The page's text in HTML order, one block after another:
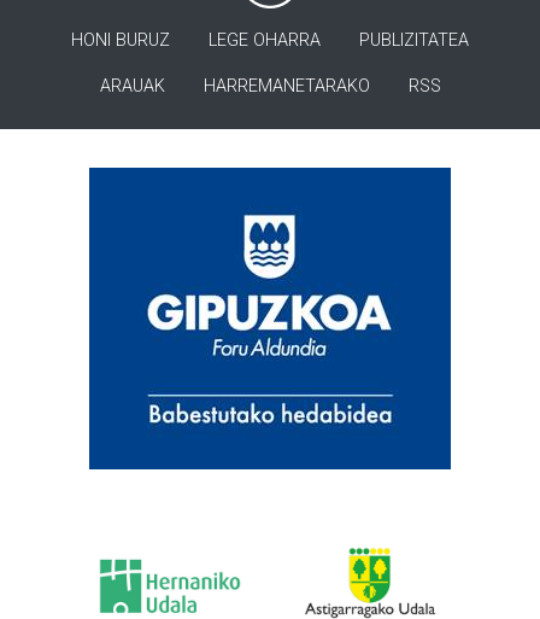
HONI BURUZ LEGE OHARRA PUBLIZITATEA
ARAUAK HARREMANETARAKO RSS